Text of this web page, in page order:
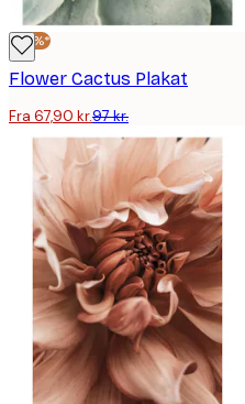
-30%*
Flower Cactus Plakat
Fra 67,90 kr.97 kr.